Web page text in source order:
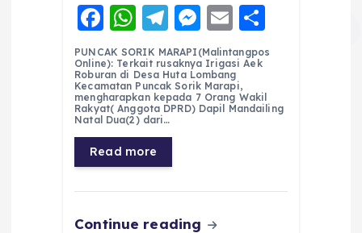
F
a
c
e
b
o
o
k
W
h
a
ts
A
p
p
T
el
e
g
r
a
m
M
e
ss
e
n
E
m
ai
l
h
re
PUNCAK SORIK MARAPI(Malintangpos
Online): Terkait rusaknya Irigasi Aek
Roburan di Desa Huta Lombang
Kecamatan Puncak Sorik Marapi,
mengharapkan kepada 7 Orang Wakil
Rakyat( Anggota DPRD) Dapil Mandailing
Natal Dua(2) dari…
Read more
Continue reading